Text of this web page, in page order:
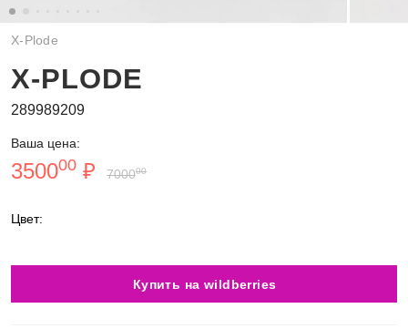
X-Plode
X-PLODE
289989209
Ваша цена:
350000 ₽ 700000
Цвет:
Купить на wildberries